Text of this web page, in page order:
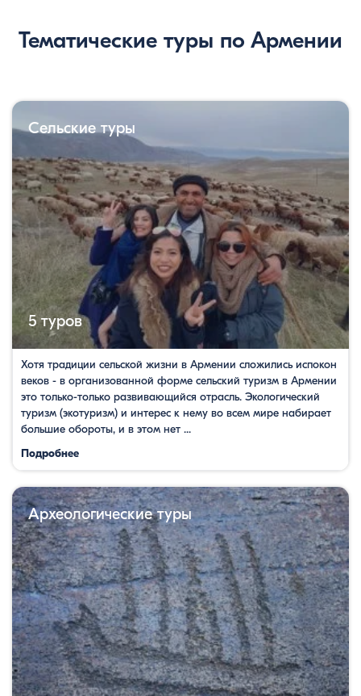
Тематические туры по Армении
Сельские туры
5 туров
Хотя традиции сельской жизни в Армении сложились испокон
веков - в организованной форме сельский туризм в Армении
это только-только развивающийся отрасль. Экологический
туризм (экотуризм) и интерес к нему во всем мире набирает
большие обороты, и в этом нет ...
Подробнее
Археологические туры